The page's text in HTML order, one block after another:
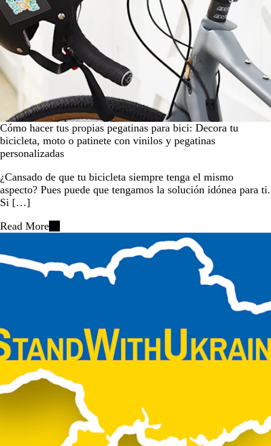
Cómo hacer tus propias pegatinas para bici: Decora tu
bicicleta, moto o patinete con vinilos y pegatinas
personalizadas
¿Cansado de que tu bicicleta siempre tenga el mismo
aspecto? Pues puede que tengamos la solución idónea para ti.
Si […]
Read More